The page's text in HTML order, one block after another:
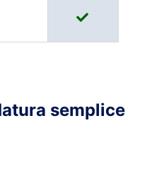
semplice